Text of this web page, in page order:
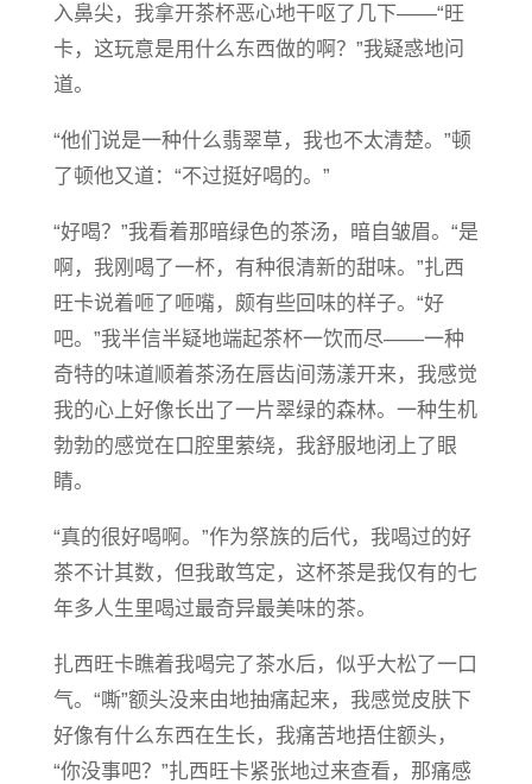
入鼻尖，我拿开茶杯恶心地干呕了几下——“旺
卡，这玩意是用什么东西做的啊？”我疑惑地问
道。
“他们说是一种什么翡翠草，我也不太清楚。”顿
了顿他又道：“不过挺好喝的。”
“好喝？”我看着那暗绿色的茶汤，暗自皱眉。“是
啊，我刚喝了一杯，有种很清新的甜味。”扎西
旺卡说着咂了咂嘴，颇有些回味的样子。“好
吧。”我半信半疑地端起茶杯一饮而尽——一种
奇特的味道顺着茶汤在唇齿间荡漾开来，我感觉
我的心上好像长出了一片翠绿的森林。一种生机
勃勃的感觉在口腔里萦绕，我舒服地闭上了眼
睛。
“真的很好喝啊。”作为祭族的后代，我喝过的好
茶不计其数，但我敢笃定，这杯茶是我仅有的七
年多人生里喝过最奇异最美味的茶。
扎西旺卡瞧着我喝完了茶水后，似乎大松了一口
气。“嘶”额头没来由地抽痛起来，我感觉皮肤下
好像有什么东西在生长，我痛苦地捂住额头，
“你没事吧？”扎西旺卡紧张地过来查看，那痛感